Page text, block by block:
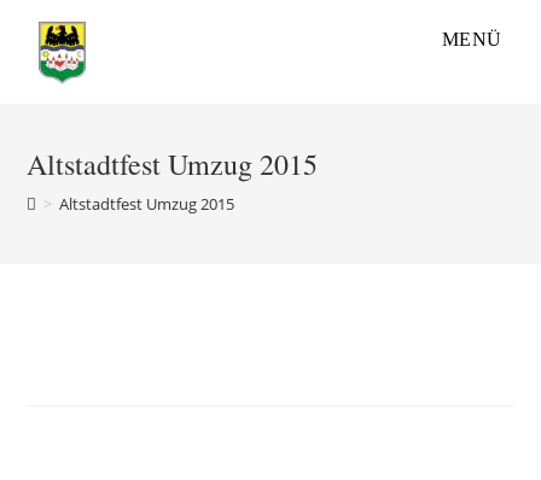
Inhalt
springen
MENÜ
Altstadtfest Umzug 2015
> Altstadtfest Umzug 2015